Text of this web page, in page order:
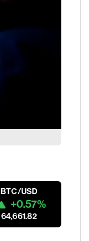
BTC/USD
+0.57%
64,661.82